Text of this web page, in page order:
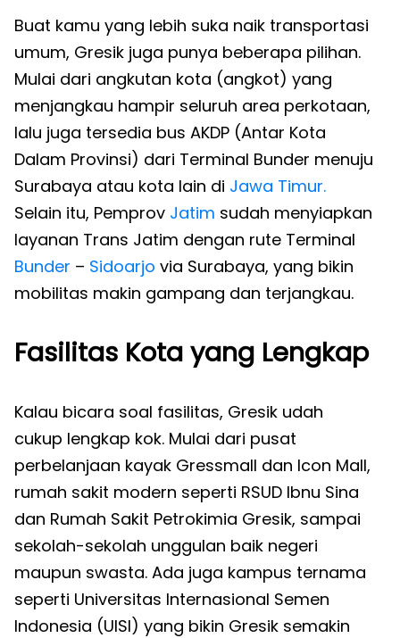
Buat kamu yang lebih suka naik transportasi
umum, Gresik juga punya beberapa pilihan.
Mulai dari angkutan kota (angkot) yang
menjangkau hampir seluruh area perkotaan,
lalu juga tersedia bus AKDP (Antar Kota
Dalam Provinsi) dari Terminal Bunder menuju
Surabaya atau kota lain di Jawa Timur.
Selain itu, Pemprov Jatim sudah menyiapkan
layanan Trans Jatim dengan rute Terminal
Bunder – Sidoarjo via Surabaya, yang bikin
mobilitas makin gampang dan terjangkau.
Fasilitas Kota yang Lengkap
Kalau bicara soal fasilitas, Gresik udah
cukup lengkap kok. Mulai dari pusat
perbelanjaan kayak Gressmall dan Icon Mall,
rumah sakit modern seperti RSUD Ibnu Sina
dan Rumah Sakit Petrokimia Gresik, sampai
sekolah-sekolah unggulan baik negeri
maupun swasta. Ada juga kampus ternama
seperti Universitas Internasional Semen
Indonesia (UISI) yang bikin Gresik semakin